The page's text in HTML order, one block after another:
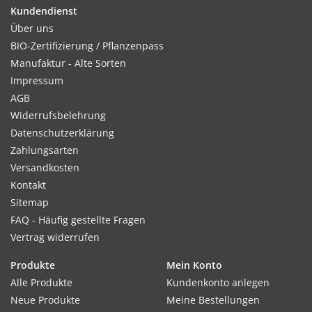
Kultur:
Reihenabstand ca. 3m, in der Reihe 0,5–1,0m. Pro Pflanzstelle
3–4 Samenkörner auslegen, bei Vorzucht 2–3 Körner pro Topf,
die stärkste Pflanze übriglassen.
Standort:
Sonnige bis halbschattige, geschützte Lage. Frostempfindlich.
Bevorzugt nahrhafte, warme und humusreiche Böden. Hoher
Wasserbedarf.
Ernte / Blüte:
Ernte ca. 80 Tage nach der Aussaat. Erste Früchte früh
abernten, damit die Pfl anze nicht ihre ganze Kraft in die
Kundendienst
Über uns
BIO-Zertifizierung / Pflanzenpass
Manufaktur - Alte Sorten
Impressum
AGB
Widerrufsbelehrung
Datenschutzerklärung
Zahlungsarten
Versandkosten
Kontakt
Sitemap
FAQ - Häufig gestellte Fragen
Vertrag widerrufen
Produkte
Alle Produkte
Neue Produkte
Mein Konto
Kundenkonto anlegen
Meine Bestellungen